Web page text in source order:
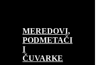
MEREDOVI,
PODMETAČI
I
ČUVARKE